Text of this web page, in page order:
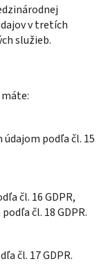
v tretích
služieb.
podľa čl. 15
čl. 16 GDPR,
čl. 18 GDPR.
čl. 17 GDPR.